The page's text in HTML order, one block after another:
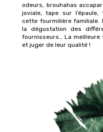
odeurs, brouhahas
joviale, tape sur
cette fourmilière familiale.
la dégustation des
fournisseurs… La
et juger de leur qualité !